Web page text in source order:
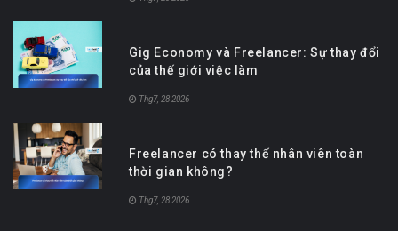
Gig Economy và Freelancer: Sự thay đổi
của thế giới việc làm
Thg7, 28 2026
Freelancer có thay thế nhân viên toàn
thời gian không?
Thg7, 28 2026